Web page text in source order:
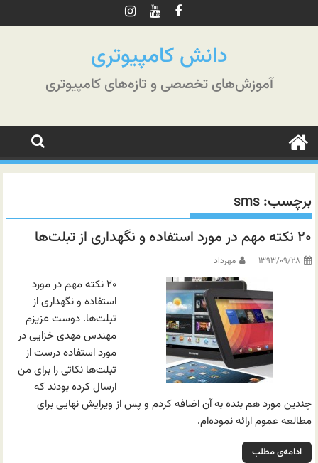
به
دانش کامپیوتری
آموزش‌های تخصصی و تازه‌های کامپیوتری
برچسب:sms
۲۰ نکته مهم در مورد استفاده و نگهداری از تبلت‌ها
۱۳۹۳/۰۹/۲۸ مهرداد
۲۰ نکته مهم در مورد
استفاده و نگهداری از
تبلت‌ها. دوست عزیزم
مهندس مهدی خزایی در
مورد استفاده درست از
تبلت‌ها نکاتی را برای من
ارسال کرده بودند که
چندین مورد هم بنده به آن اضافه کردم و پس از ویرایش نهایی برای
مطالعه عموم ارائه نموده‌ام.
ادامه‌ی مطلب